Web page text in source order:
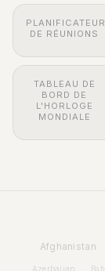
PLANIFICATEUR
DE RÉUNIONS
TABLEAU DE
BORD DE
L'HORLOGE
MONDIALE
Afghanistan
Azerbaijan